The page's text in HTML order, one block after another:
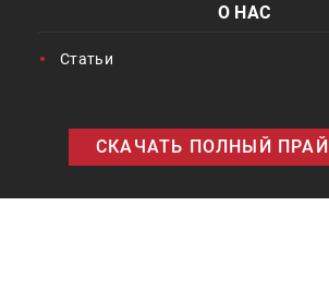
О НАС
Статьи
СКАЧАТЬ ПОЛНЫЙ